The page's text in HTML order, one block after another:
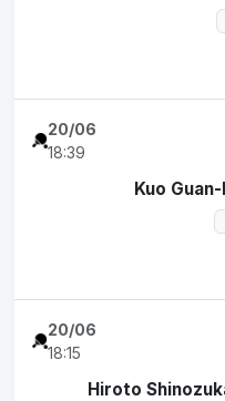
20/06
18:39
Kuo
20/06
18:15
Hiroto